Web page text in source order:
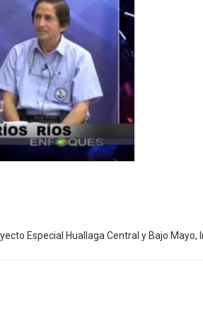
Especial Huallaga Central y Bajo Mayo,